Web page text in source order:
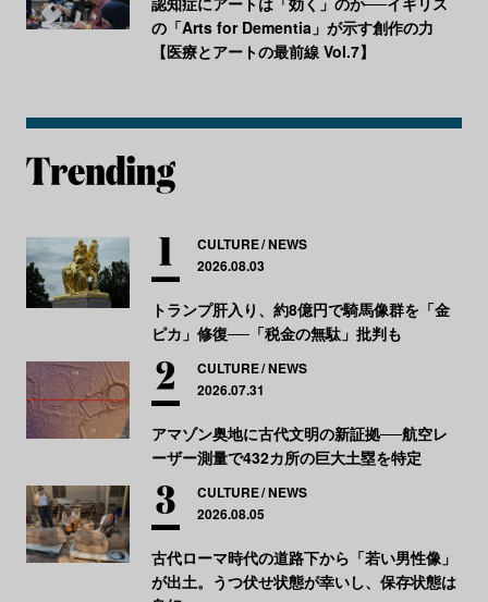
の「Arts for Dementia」が示す創作の力
【医療とアートの最前線 Vol.7】
CULTURE NEWS
2026.08.03
トランプ肝入り、約8億円で騎馬像群を「金
ピカ」修復──「税金の無駄」批判も
CULTURE NEWS
2026.07.31
アマゾン奥地に古代文明の新証拠──航空レ
ーザー測量で432カ所の巨大土塁を特定
CULTURE NEWS
2026.08.05
古代ローマ時代の道路下から「若い男性像」
が出土。うつ伏せ状態が幸いし、保存状態は